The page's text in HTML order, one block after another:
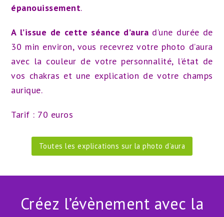
épanouissement.
A l’issue de cette séance d’aura d’une durée de
30 min environ, vous recevrez votre photo d’aura
avec la couleur de votre personnalité, l’état de
vos chakras et une explication de votre champs
aurique.
Tarif : 70 euros
Toutes les explications sur la photo d’aura
Créez l’évènement avec la